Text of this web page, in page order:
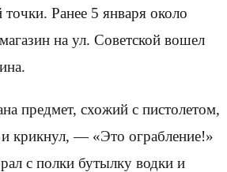
точки. Ранее 5 января около
на ул. Советской вошел
предмет, схожий с пистолетом,
и крикнул, — «Это ограбление!»
с полки бутылку водки и